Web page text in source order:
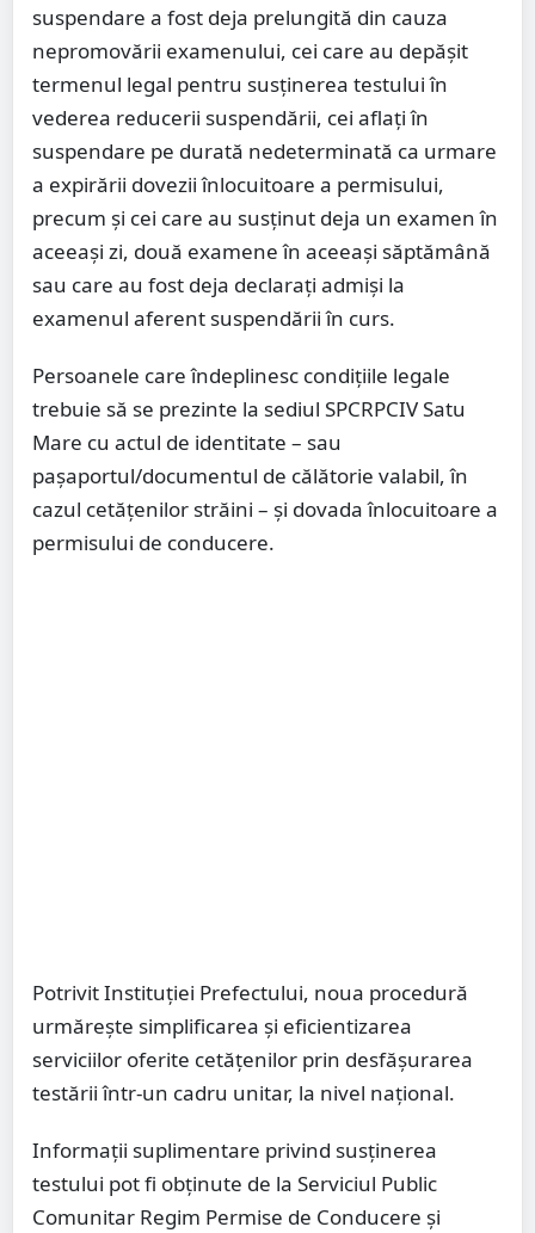
suspendare a fost deja prelungită din cauza
nepromovării examenului, cei care au depășit
termenul legal pentru susținerea testului în
vederea reducerii suspendării, cei aflați în
suspendare pe durată nedeterminată ca urmare
a expirării dovezii înlocuitoare a permisului,
precum și cei care au susținut deja un examen în
aceeași zi, două examene în aceeași săptămână
sau care au fost deja declarați admiși la
examenul aferent suspendării în curs.
Persoanele care îndeplinesc condițiile legale
trebuie să se prezinte la sediul SPCRPCIV Satu
Mare cu actul de identitate – sau
pașaportul/documentul de călătorie valabil, în
cazul cetățenilor străini – și dovada înlocuitoare a
permisului de conducere.
Potrivit Instituției Prefectului, noua procedură
urmărește simplificarea și eficientizarea
serviciilor oferite cetățenilor prin desfășurarea
testării într-un cadru unitar, la nivel național.
Informații suplimentare privind susținerea
testului pot fi obținute de la Serviciul Public
Comunitar Regim Permise de Conducere și